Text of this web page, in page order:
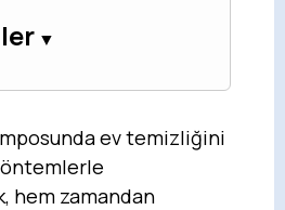
ev temizliğini
hem zamandan